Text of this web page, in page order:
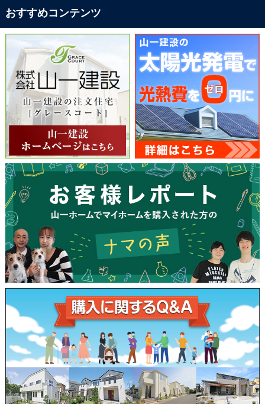
おすすめコンテンツ